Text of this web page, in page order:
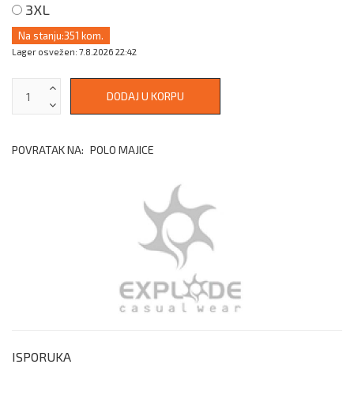
3XL
Na stanju:351 kom.
Lager osvežen: 7.8.2026 22:42
POVRATAK NA: POLO MAJICE
ISPORUKA